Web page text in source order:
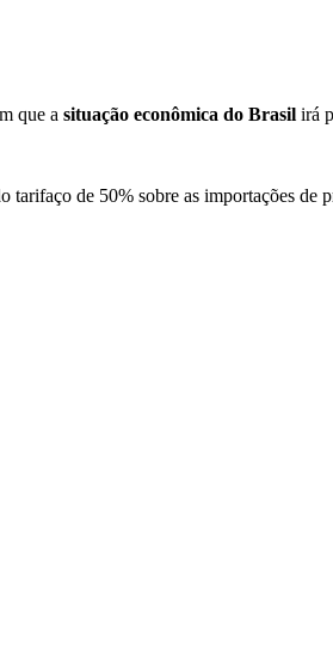
que a situação econômica do Brasil irá
tarifaço de 50% sobre as importações de